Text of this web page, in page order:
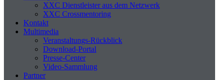
XXC Dienstleister aus dem Netzwerk
XXC Crossmentoring
Kontakt
Multimedia
Veranstaltungs-Rückblick
Download-Portal
Presse-Center
Video-Sammlung
Partner